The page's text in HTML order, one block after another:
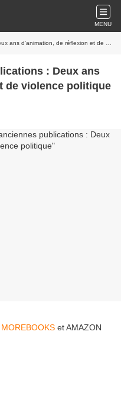
MENU
de réflexion et de violence politique
: Deux ans
de violence politique
MOREBOOKS et AMAZON